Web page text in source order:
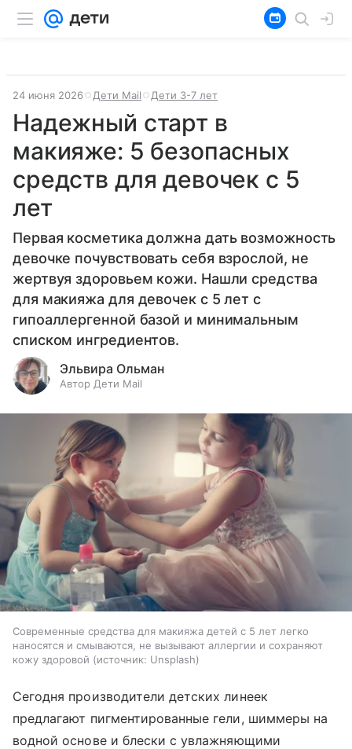
24 июня 2026 Дети Mail Дети 3-7 лет
Надежный старт в
макияже: 5 безопасных
средств для девочек с 5
лет
Первая косметика должна дать возможность
девочке почувствовать себя взрослой, не
жертвуя здоровьем кожи. Нашли средства
для макияжа для девочек с 5 лет с
гипоаллергенной базой и минимальным
списком ингредиентов.
Эльвира Ольман
Автор Дети Mail
Современные средства для макияжа детей с 5 лет легко
наносятся и смываются, не вызывают аллергии и сохраняют
кожу здоровой
источник: Unsplash
Сегодня производители детских линеек
предлагают пигментированные гели, шиммеры на
водной основе и блески с увлажняющими